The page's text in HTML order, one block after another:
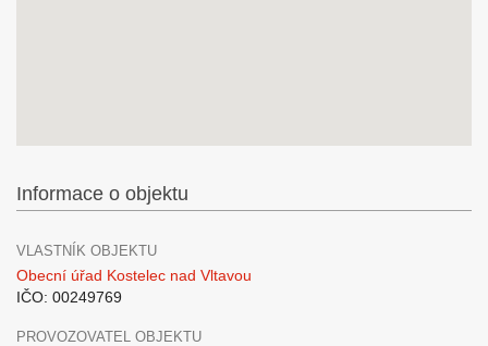
Informace o objektu
VLASTNÍK OBJEKTU
Obecní úřad Kostelec nad Vltavou
IČO: 00249769
PROVOZOVATEL OBJEKTU